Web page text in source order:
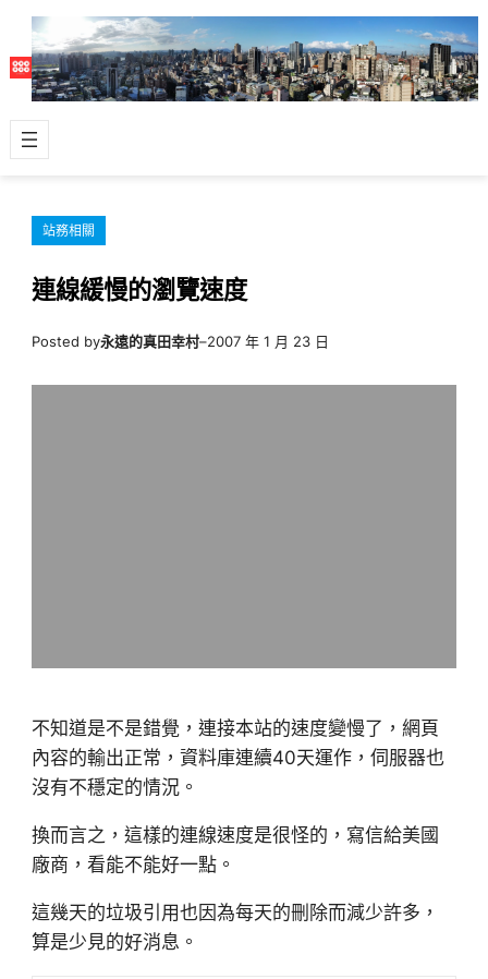
主
容
站務相關
連線緩慢的瀏覽速度
Posted by永遠的真田幸村–2007 年 1 月 23 日
不知道是不是錯覺，連接本站的速度變慢了，網頁
內容的輸出正常，資料庫連續40天運作，伺服器也
沒有不穩定的情況。
換而言之，這樣的連線速度是很怪的，寫信給美國
廠商，看能不能好一點。
這幾天的垃圾引用也因為每天的刪除而減少許多，
算是少見的好消息。